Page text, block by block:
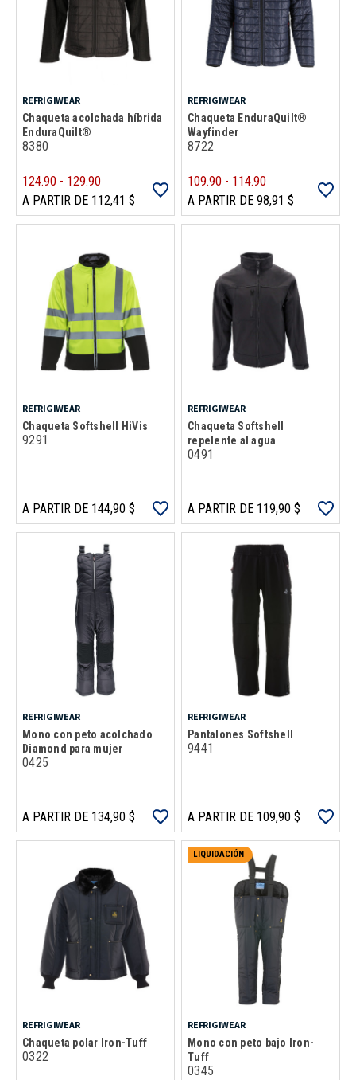
REFRIGIWEAR
Chaqueta acolchada híbrida
EnduraQuilt®
8380
124.90 - 129.90
A PARTIR DE 112,41 $
REFRIGIWEAR
Chaqueta EnduraQuilt®
Wayfinder
8722
109.90 - 114.90
A PARTIR DE 98,91 $
REFRIGIWEAR
Chaqueta Softshell HiVis
9291
A PARTIR DE 144,90 $
REFRIGIWEAR
Chaqueta Softshell
repelente al agua
0491
A PARTIR DE 119,90 $
REFRIGIWEAR
Mono con peto acolchado
Diamond para mujer
0425
A PARTIR DE 134,90 $
REFRIGIWEAR
Pantalones Softshell
9441
A PARTIR DE 109,90 $
REFRIGIWEAR
Chaqueta polar Iron-Tuff
0322
LIQUIDACIÓN
REFRIGIWEAR
Mono con peto bajo Iron-
Tuff
0345